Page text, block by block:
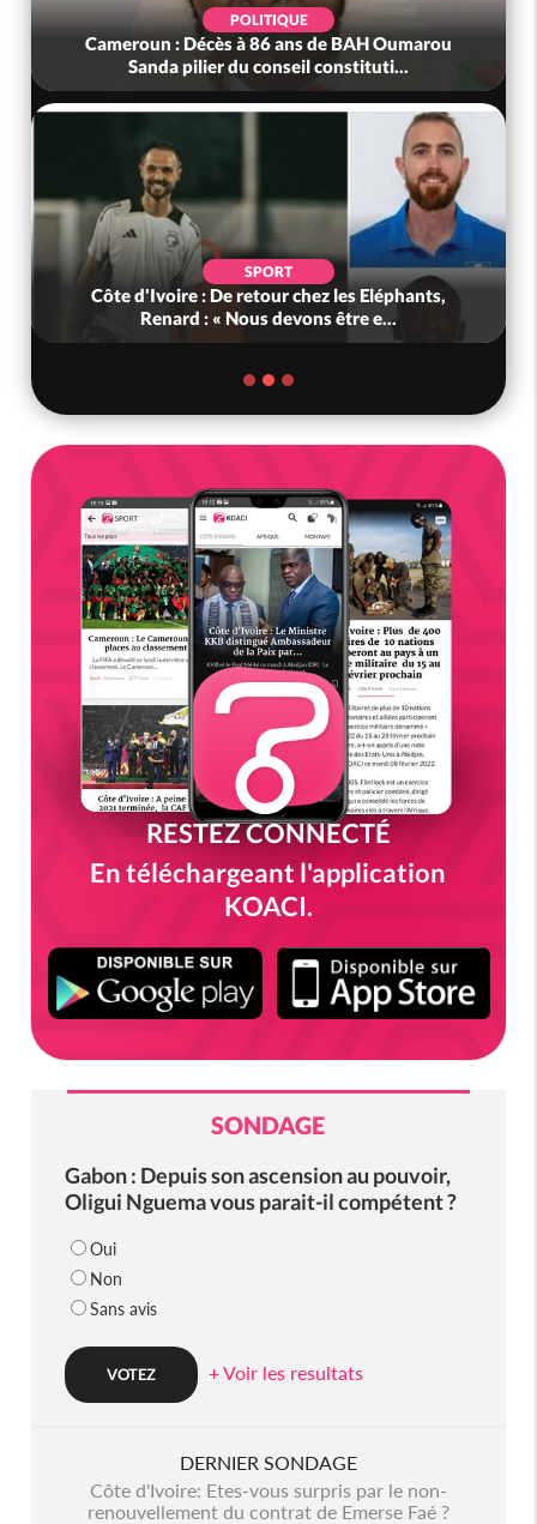
POLITIQUE
Cameroun : Décès à 86 ans de BAH Oumarou
Sanda pilier du conseil constituti...
SPORT
Côte d'Ivoire : De retour chez les Eléphants,
Renard : « Nous devons être e...
RESTEZ CONNECTÉ
En téléchargeant l'application
KOACI.
SONDAGE
Gabon : Depuis son ascension au pouvoir,
Oligui Nguema vous parait-il compétent ?
Oui
Non
Sans avis
+ Voir les resultats
DERNIER SONDAGE
Côte d'Ivoire: Etes-vous surpris par le non-
renouvellement du contrat de Emerse Faé ?